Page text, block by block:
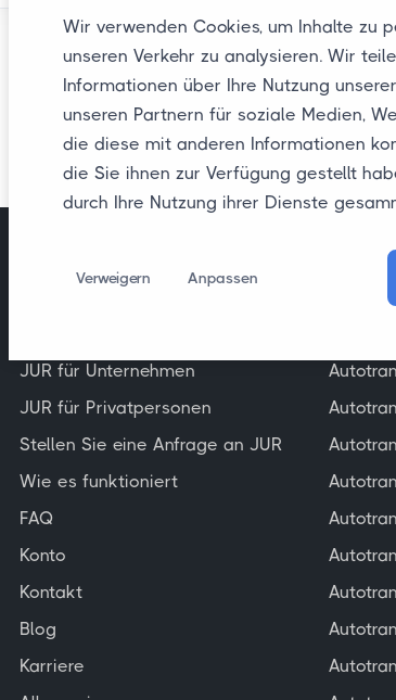
Senden
Diese Felder sind erforderlich.
JUR für Unternehmen
JUR für Privatpersonen
Stellen Sie eine Anfrage an JUR
Wie es funktioniert
FAQ
Konto
Kontakt
Blog
Karriere
Wir verwenden Cookies, um Inhalte zu
unseren Verkehr zu analysieren. Wir
Informationen über Ihre Nutzung
unseren Partnern für soziale Medien,
die diese mit anderen Informationen
die Sie ihnen zur Verfügung gestellt
durch Ihre Nutzung ihrer Dienste
Verweigern Anpassen